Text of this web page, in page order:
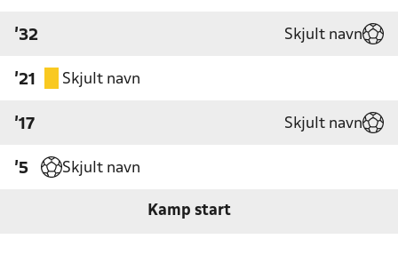
'32 Skjult navn
'21 Skjult navn
'17 Skjult navn
'5 Skjult navn
Kamp start